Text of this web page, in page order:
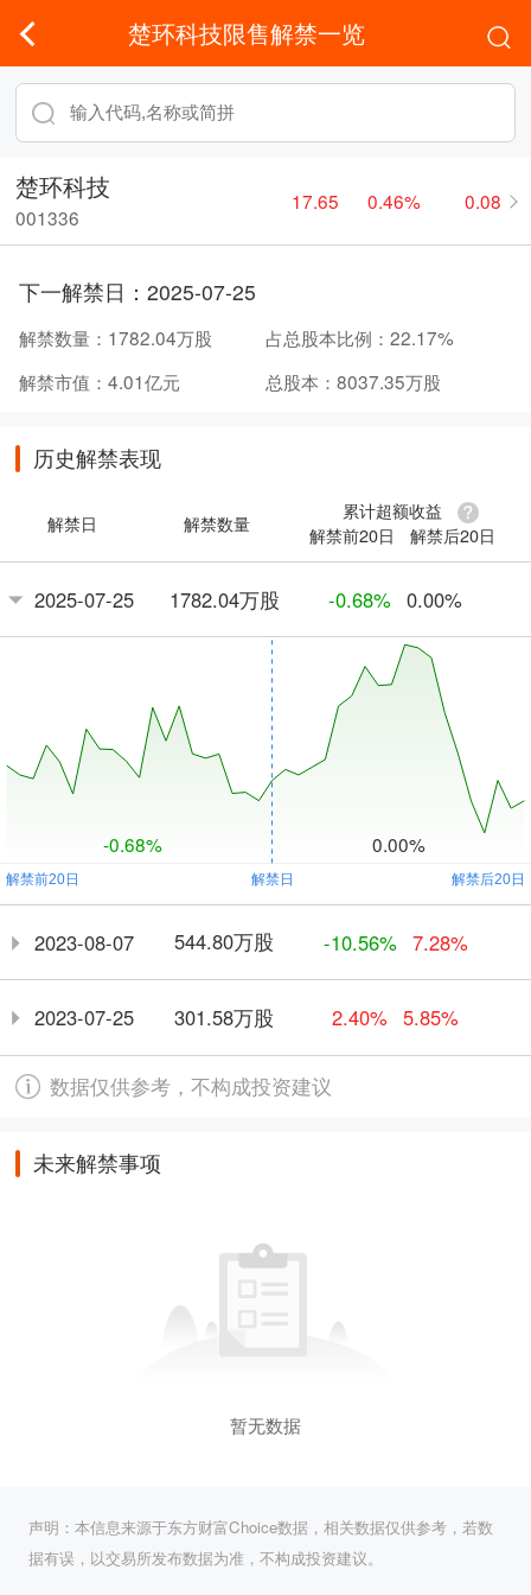
楚环科技限售解禁一览
楚环科技
001336
17.65 0.46% 0.08
下一解禁日： 2025-07-25
解禁数量： 1782.04万股 占总股本比例： 22.17%
解禁市值： 4.01亿元 总股本： 8037.35万股
历史解禁表现
解禁日 解禁数量
累计超额收益
解禁前20日
解禁后20日
2025-07-25 1782.04万股 -0.68% 0.00%
-0.68% 0.00%
2023-08-07 544.80万股 -10.56% 7.28%
2023-07-25 301.58万股 2.40% 5.85%
数据仅供参考，不构成投资建议
未来解禁事项
暂无数据
声明：本信息来源于东方财富Choice数据，相关数据仅供参考，若数
据有误，以交易所发布数据为准，不构成投资建议。